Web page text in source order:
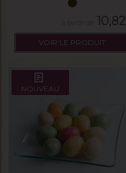
10,82
VOIR LE PRODUIT
NOUVEAU